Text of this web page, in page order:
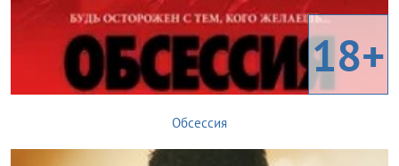
18+
Обсессия